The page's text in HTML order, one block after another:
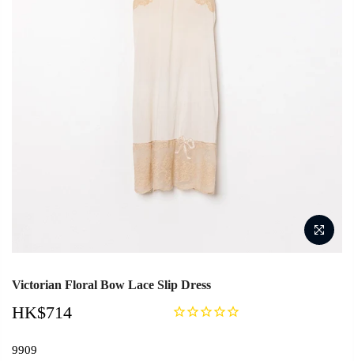
Victorian Floral Bow Lace Slip Dress
HK$714
9909